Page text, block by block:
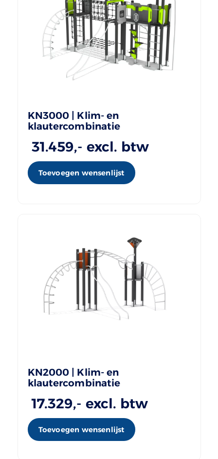
KN3000 | Klim- en
klautercombinatie
31.459,- excl. btw
Toevoegen wensenlijst
KN2000 | Klim- en
klautercombinatie
17.329,- excl. btw
Toevoegen wensenlijst